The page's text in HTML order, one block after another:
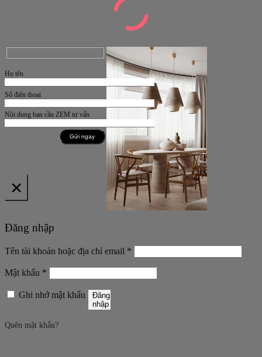
Họ tên
Số điện thoại
Nội dung bạn cần ZEM tư vấn
×
Đăng nhập
Tên tài khoản hoặc địa chỉ email *
buộc
Mật khẩu *
buộc
Ghi nhớ mật khẩu
Đăng
nhập
Quên mật khẩu?